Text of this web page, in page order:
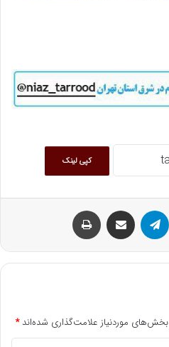
کپی لینک
بخش‌های موردنیاز علامت‌گذاری شده‌اند*